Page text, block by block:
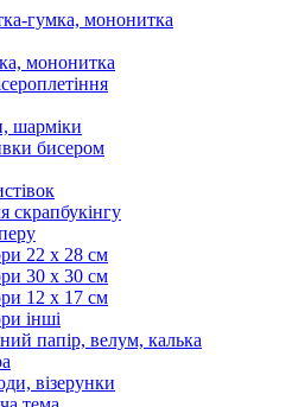
гумка, мононитка
мононитка
шарміки
бисером
скрапбукінгу
22 х 28 см
30 х 30 см
12 х 17 см
інші
папір, велум, калька
візерунки